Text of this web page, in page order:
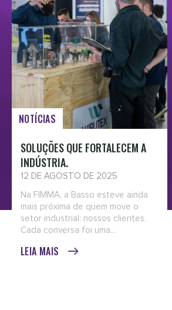
NOTÍCIAS
SOLUÇÕES QUE FORTALECEM A
INDÚSTRIA.
12 DE AGOSTO DE 2025
Na FIMMA, a Basso esteve ainda
mais próxima de quem move o
setor industrial: nossos clientes.
Cada conversa foi uma...
LEIA MAIS